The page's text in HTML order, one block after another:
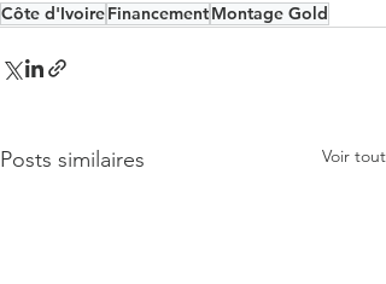
Côte d'IvoireFinancementMontage Gold
Posts similaires Voir tout